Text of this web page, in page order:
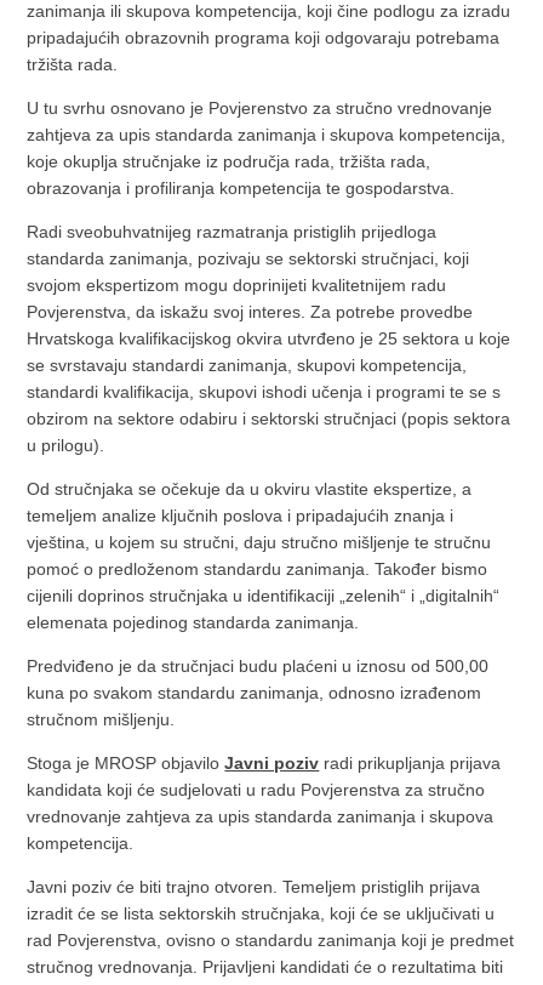
zanimanja ili skupova kompetencija, koji čine podlogu za izradu
pripadajućih obrazovnih programa koji odgovaraju potrebama
tržišta rada.
U tu svrhu osnovano je Povjerenstvo za stručno vrednovanje
zahtjeva za upis standarda zanimanja i skupova kompetencija,
koje okuplja stručnjake iz područja rada, tržišta rada,
obrazovanja i profiliranja kompetencija te gospodarstva.
Radi sveobuhvatnijeg razmatranja pristiglih prijedloga
standarda zanimanja, pozivaju se sektorski stručnjaci, koji
svojom ekspertizom mogu doprinijeti kvalitetnijem radu
Povjerenstva, da iskažu svoj interes. Za potrebe provedbe
Hrvatskoga kvalifikacijskog okvira utvrđeno je 25 sektora u koje
se svrstavaju standardi zanimanja, skupovi kompetencija,
standardi kvalifikacija, skupovi ishodi učenja i programi te se s
obzirom na sektore odabiru i sektorski stručnjaci (popis sektora
u prilogu).
Od stručnjaka se očekuje da u okviru vlastite ekspertize, a
temeljem analize ključnih poslova i pripadajućih znanja i
vještina, u kojem su stručni, daju stručno mišljenje te stručnu
pomoć o predloženom standardu zanimanja. Također bismo
cijenili doprinos stručnjaka u identifikaciji „zelenih“ i „digitalnih“
elemenata pojedinog standarda zanimanja.
Predviđeno je da stručnjaci budu plaćeni u iznosu od 500,00
kuna po svakom standardu zanimanja, odnosno izrađenom
stručnom mišljenju.
Stoga je MROSP objaviloJavni poziv radi prikupljanja prijava
kandidata koji će sudjelovati u radu Povjerenstva za stručno
vrednovanje zahtjeva za upis standarda zanimanja i skupova
kompetencija.
Javni poziv će biti trajno otvoren. Temeljem pristiglih prijava
izradit će se lista sektorskih stručnjaka, koji će se uključivati u
rad Povjerenstva, ovisno o standardu zanimanja koji je predmet
stručnog vrednovanja. Prijavljeni kandidati će o rezultatima biti